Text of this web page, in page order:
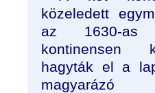
közeledett
az 1630-
kontinensen
hagyták el a
magyarázó